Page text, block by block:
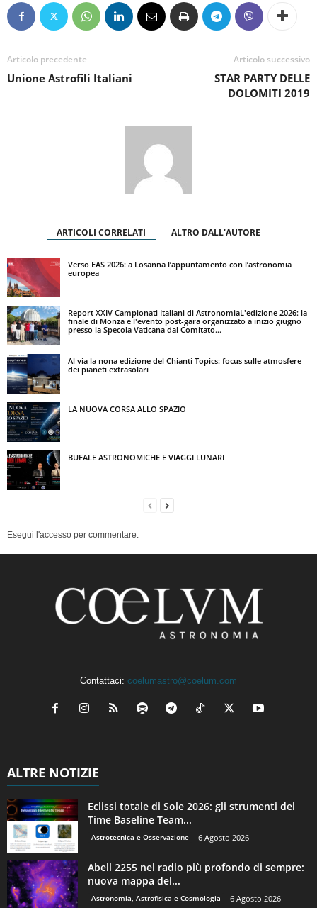
Articolo precedente
Unione Astrofili Italiani
Articolo successivo
STAR PARTY DELLE
DOLOMITI 2019
ARTICOLI CORRELATI ALTRO DALL'AUTORE
Verso EAS 2026: a Losanna l’appuntamento con l’astronomia
europea
Report XXIV Campionati Italiani di AstronomiaL'edizione 2026: la
finale di Monza e l'evento post-gara organizzato a inizio giugno
presso la Specola Vaticana dal Comitato...
Al via la nona edizione del Chianti Topics: focus sulle atmosfere
dei pianeti extrasolari
LA NUOVA CORSA ALLO SPAZIO
BUFALE ASTRONOMICHE E VIAGGI LUNARI
Esegui l'accesso per commentare.
Contattaci: coelumastro@coelum.com
ALTRE NOTIZIE
Eclissi totale di Sole 2026: gli strumenti del
Time Baseline Team...
Astrotecnica e Osservazione 6 Agosto 2026
Abell 2255 nel radio più profondo di sempre:
nuova mappa del...
Astronomia, Astrofisica e Cosmologia 6 Agosto 2026